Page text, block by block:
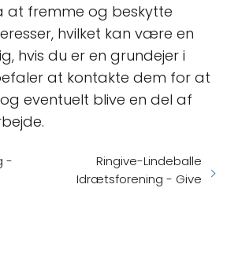
at fremme og beskytte
hvilket kan være en
hvis du er en grundejer i
at kontakte dem for at
eventuelt blive en del af
-
Ringive-Lindeballe
Idrætsforening - Give